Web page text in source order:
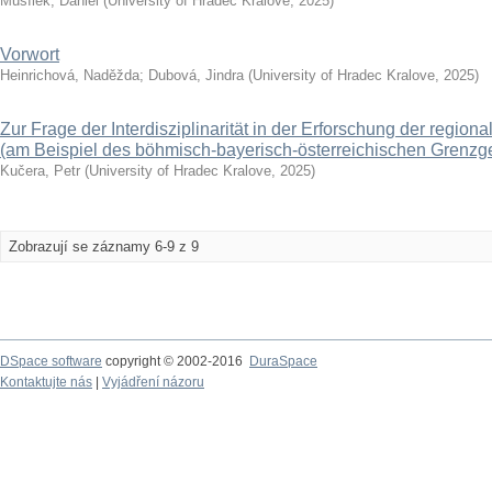
Vorwort
Heinrichová, Naděžda; Dubová, Jindra (University of Hradec Kralove, 2025)
Zur Frage der Interdisziplinarität in der Erforschung der
(am Beispiel des böhmisch-bayerisch-österreichischen
Kučera, Petr (University of Hradec Kralove, 2025)
Zobrazují se záznamy 6-9 z 9
DSpace software copyright © 2002-2016
DuraSpace
Kontaktujte nás
Vyjádření názoru